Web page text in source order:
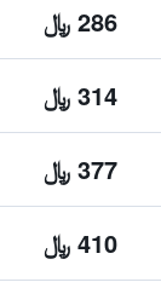
286 ﷼
314 ﷼
377 ﷼
410 ﷼